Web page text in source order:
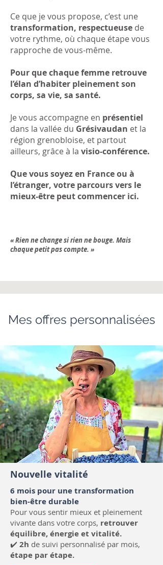
Ce que je vous propose, c’est une
transformation, respectueuse de
votre rythme, où chaque étape vous
rapproche de vous-même.
Pour que chaque femme retrouve
l’élan d’habiter pleinement son
corps, sa vie, sa santé.
Je vous accompagne en présentiel
dans la vallée du Grésivaudan et la
région grenobloise, et partout
ailleurs, grâce à la visio-conférence.
Que vous soyez en France ou à
l’étranger, votre parcours vers le
mieux-être peut commencer ici.
« Rien ne change si rien ne bouge. Mais
chaque petit pas compte. »
Mes offres personnalisées
Nouvelle vitalité
6 mois pour une transformation
bien-être durable
Pour vous sentir mieux et pleinement
vivante dans votre corps, retrouver
équilibre, énergie et vitalité.
✔️ 2h de suivi personnalisé par mois,
étape par étape.